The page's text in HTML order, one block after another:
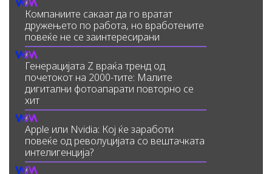
Компаниите сакаат да го вратат
дружењето по работа, но вработените
повеќе не се заинтересирани
Генерацијата Z враќа тренд од
почетокот на 2000-тите: Малите
дигитални фотоапарати повторно се
хит
Apple или Nvidia: Кој ќе заработи
повеќе од револуцијата со вештачката
интелигенција?